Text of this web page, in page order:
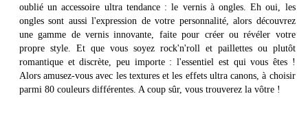
oublié un accessoire ultra tendance : le vernis à ongles. Eh oui, les
ongles sont aussi l'expression de votre personnalité, alors découvrez
une gamme de vernis innovante, faite pour créer ou révéler votre
propre style. Et que vous soyez rock'n'roll et paillettes ou plutôt
romantique et discrète, peu importe : l'essentiel est qui vous êtes !
Alors amusez-vous avec les textures et les effets ultra canons, à choisir
parmi 80 couleurs différentes. A coup sûr, vous trouverez la vôtre !